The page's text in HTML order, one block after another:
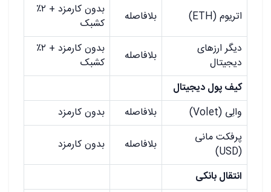
اتریوم (ETH)
بلافاصله
بدون کارمزد + ۲٪
کشبک
دیگر ارزهای
دیجیتال
بلافاصله
بدون کارمزد + ۲٪
کشبک
کیف پول دیجیتال
والِی (Volet)
بلافاصله
بدون کارمزد
پرفکت مانی
(USD)
بلافاصله
بدون کارمزد
انتقال بانکی